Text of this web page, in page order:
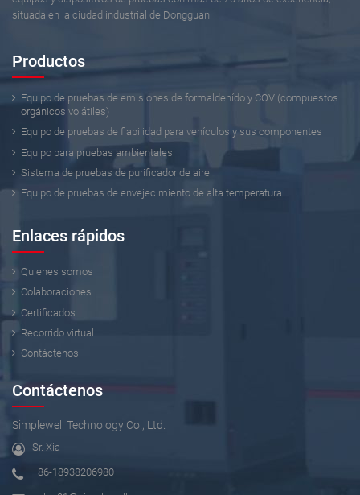
situada en la ciudad industrial de Dongguan.
Productos
Equipo de pruebas de emisiones de formaldehído y COV (compuestos
orgánicos volátiles)
Equipo de pruebas de fiabilidad para vehículos y sus componentes
Equipo para pruebas ambientales
Sistema de pruebas de purificador de aire
Equipo de pruebas de envejecimiento de alta temperatura
Enlaces rápidos
Quienes somos
Colaboraciones
Certificados
Recorrido virtual
Contáctenos
Contáctenos
Simplewell Technology Co., Ltd.
Sr. Xia
+86-18938206980